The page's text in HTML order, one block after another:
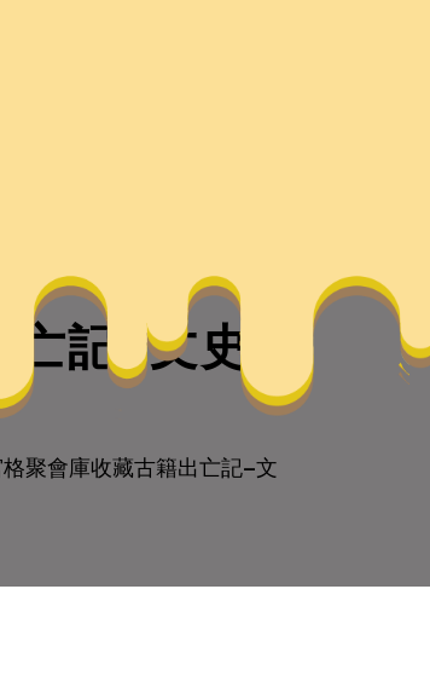
記–文史–
聚會庫收藏古籍出亡記–文